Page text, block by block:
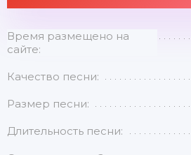
Время размещено на
сайте:
Качество песни:
Размер песни:
Длительность песни: